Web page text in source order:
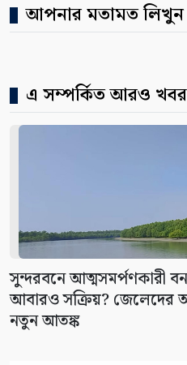
আপনার মতামত লিখুন
এ সম্পর্কিত আরও খবর
সুন্দরবনে আত্মসমর্পণকারী
আবারও সক্রিয়? জেলেদের
নতুন আতঙ্ক